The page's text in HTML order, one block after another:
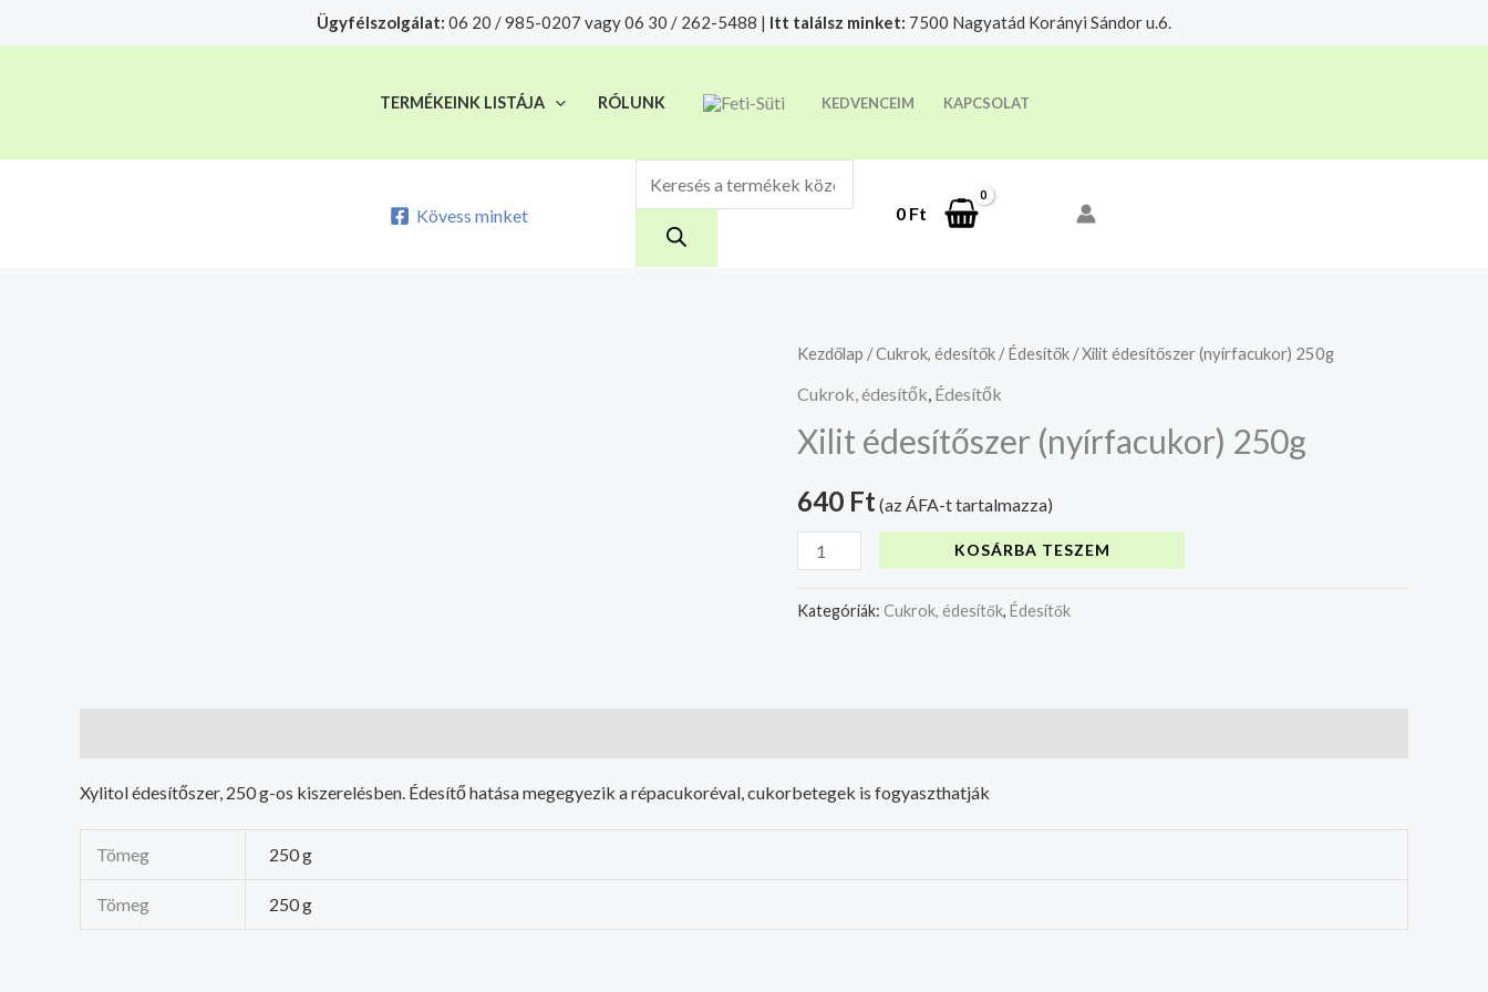
to
Ügyfélszolgálat: 06 20 / 985-0207 vagy 06 30 / 262-5488 | Itt találsz minket: 7500 Nagyatád Korányi Sándor u.6.
TERMÉKEINK LISTÁJA RÓLUNK KEDVENCEIM KAPCSOLAT
Kövess minket
Products
search
0 Ft
Kezdőlap /Cukrok, édesítők /Édesítők / Xilit édesítőszer (nyírfacukor) 250g
Cukrok, édesítők Édesítők
Xilit édesítőszer (nyírfacukor) 250g
640 Ft (az ÁFA-t tartalmazza)
Xilit
édesítőszer
250g
KOSÁRBA TESZEM
Kategóriák: Cukrok, édesítők, Édesítők
Xylitol édesítőszer, 250 g-os kiszerelésben. Édesítő hatása megegyezik a répacukoréval, cukorbetegek is fogyaszthatják
Tömeg 250 g
Tömeg 250 g
A mélyhűtött termékeket csakis saját felelősségre adjuk át futárszolgálatnak, tekintettel a feloldási időre.